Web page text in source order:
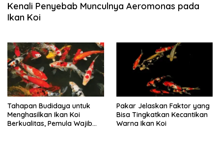
Kenali Penyebab Munculnya Aeromonas pada
Ikan Koi
Tahapan Budidaya untuk
Menghasilkan Ikan Koi
Berkualitas, Pemula Wajib
Pakar Jelaskan Faktor yang
Bisa Tingkatkan Kecantikan
Warna Ikan Koi